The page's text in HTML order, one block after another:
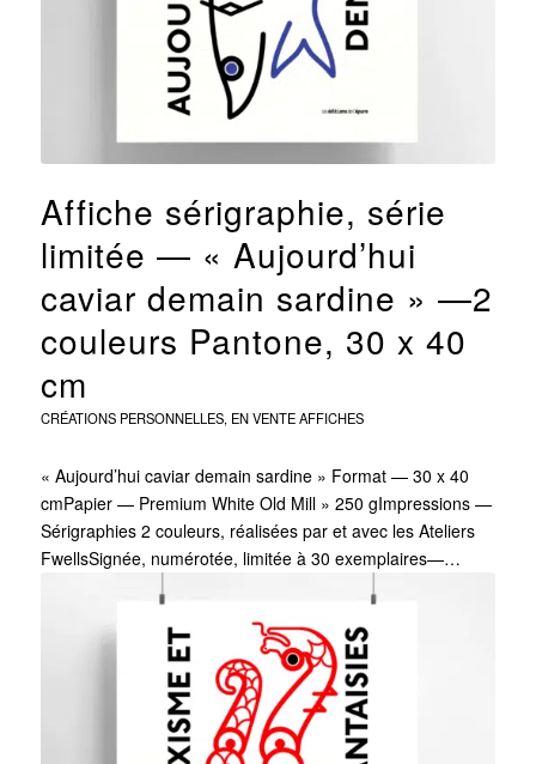
Affiche sérigraphie, série
limitée — « Aujourd’hui
caviar demain sardine » —2
couleurs Pantone, 30 x 40
cm
CRÉATIONS PERSONNELLES, EN VENTE AFFICHES
« Aujourd’hui caviar demain sardine » Format — 30 x 40
cmPapier — Premium White Old Mill » 250 gImpressions —
Sérigraphies 2 couleurs, réalisées par et avec les Ateliers
FwellsSignée, numérotée, limitée à 30 exemplaires—…